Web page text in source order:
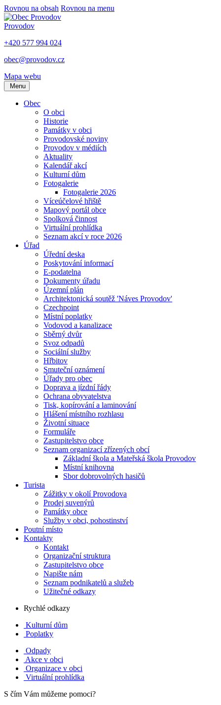
Rovnou na obsah Rovnou na menu
Provodov
+420 577 994 024
obec@provodov.cz
Mapa webu
Menu
Obec
O obci
Historie
Památky v obci
Provodovské noviny
Provodov v médiích
Aktuality
Kalendář akcí
Kulturní dům
Fotogalerie
Fotogalerie 2026
Víceúčelové hřiště
Mapový portál obce
Spolková činnost
Virtuální prohlídka
Seznam akcí v roce 2026
Úřad
Úřední deska
Poskytování informací
E-podatelna
Dokumenty úřadu
Územní plán
Architektonická soutěž 'Náves Provodov'
Czechpoint
Místní poplatky
Vodovod a kanalizace
Sběrný dvůr
Svoz odpadů
Sociální služby
Hřbitov
Smuteční oznámení
Úřady pro obec
Doprava a jízdní řády
Ochrana obyvatelstva
Tisk, kopírování a laminování
Hlášení místního rozhlasu
Životní situace
Formuláře
Zastupitelstvo obce
Seznam organizací zřízených obcí
Základní škola a Mateřská škola Provodov
Místní knihovna
Sbor dobrovolných hasičů
Turista
Zážitky v okolí Provodova
Prodej suvenýrů
Památky obce
Služby v obci, pohostinství
Poutní místo
Kontakty
Kontakt
Organizační struktura
Zastupitelstvo obce
Napište nám
Seznam podnikatelů a služeb
Užitečné odkazy
Rychlé odkazy
Kulturní dům
Poplatky
Odpady
Akce v obci
Organizace v obci
Virtuální prohlídka
S čím Vám můžeme pomoci?